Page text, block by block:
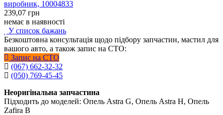
239,07 грн
немає в наявності
У список бажань
Безкоштовна консультація щодо підбору запчастин, мастил для
вашого авто, а також запис на СТО:
Запис на СТО
(067) 662-32-32
(050) 769-45-45
Неоригінальна запчастина
Підходить до моделей: Опель Astra G, Опель Astra H, Опель
Zafira B